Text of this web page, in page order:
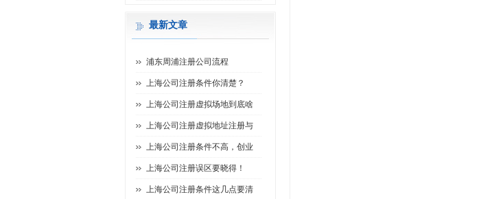
最新文章
浦东周浦注册公司流程
上海公司注册条件你清楚？
上海公司注册虚拟场地到底啥
上海公司注册虚拟地址注册与
上海公司注册条件不高，创业
上海公司注册误区要晓得！
上海公司注册条件这几点要清